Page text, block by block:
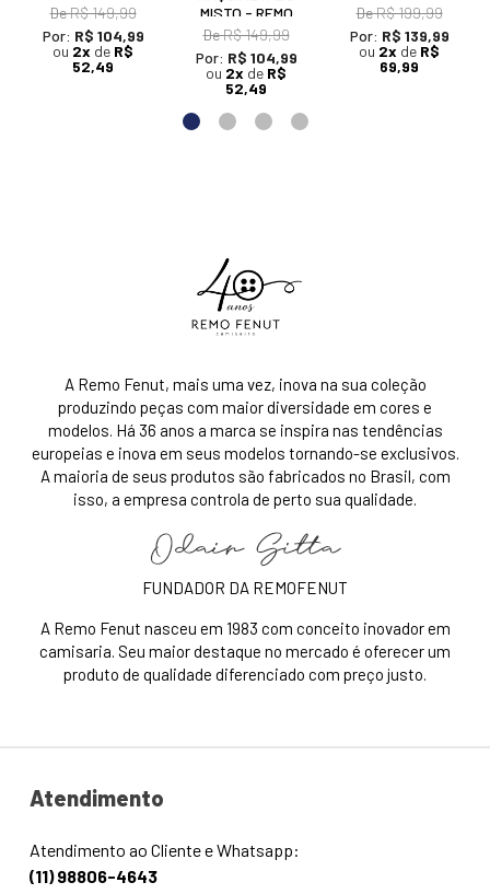
MISTO - REMO
FENUT
DeR$ 149,99
Por: R$ 104,99
ou 2x de R$
52,49
MISTO - REMO
FENUT
DeR$ 149,99
Por: R$ 104,99
ou 2x de R$
52,49
REMO FENUT
DeR$ 199,99
Por: R$ 139,99
ou 2x de R$
69,99
A Remo Fenut, mais uma vez, inova na sua coleção
produzindo peças com maior diversidade em cores e
modelos. Há 36 anos a marca se inspira nas tendências
europeias e inova em seus modelos tornando-se exclusivos.
A maioria de seus produtos são fabricados no Brasil, com
isso, a empresa controla de perto sua qualidade.
FUNDADOR DA REMOFENUT
A Remo Fenut nasceu em 1983 com conceito inovador em
camisaria. Seu maior destaque no mercado é oferecer um
produto de qualidade diferenciado com preço justo.
Atendimento
Atendimento ao Cliente e Whatsapp:
(11) 98806-4643